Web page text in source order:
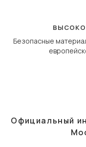
Безопасные
Официальный